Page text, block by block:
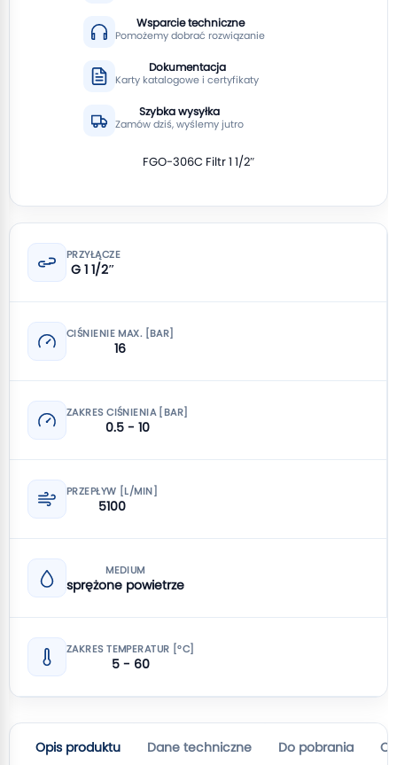
Wsparcie techniczne
Pomożemy dobrać rozwiązanie
Dokumentacja
Karty katalogowe i certyfikaty
Szybka wysyłka
Zamów dziś, wyślemy jutro
FGO-306C Filtr 1 1/2″
PRZYŁĄCZE
G 1 1/2″
CIŚNIENIE MAX. [BAR]
16
ZAKRES CIŚNIENIA [BAR]
0.5 - 10
PRZEPŁYW [L/MIN]
5100
MEDIUM
sprężone powietrze
ZAKRES TEMPERATUR [°C]
5 - 60
Opis produktu Dane techniczne Do pobrania